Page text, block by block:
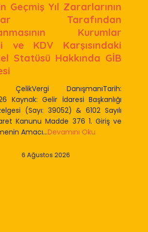
Geçmiş Yıl Zararlarının
Tarafından
Kurumlar
ve KDV Karşısındaki
Statüsü Hakkında GİB
ÇelikVergi DanışmanıTarih:
Kaynak: Gelir İdaresi Başkanlığı
(Sayı: 39052) & 6102 Sayılı
Kanunu Madde 376 1. Giriş ve
Amacı...Devamını Oku
6 Ağustos 2026